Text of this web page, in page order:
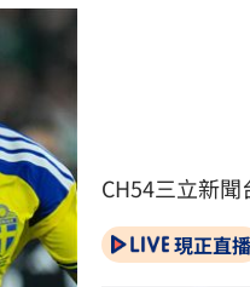
CH54三立新聞
現正直播